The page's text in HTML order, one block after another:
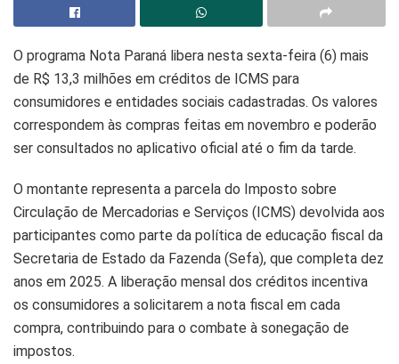
O programa Nota Paraná libera nesta sexta-feira (6) mais
de R$ 13,3 milhões em créditos de ICMS para
consumidores e entidades sociais cadastradas. Os valores
correspondem às compras feitas em novembro e poderão
ser consultados no aplicativo oficial até o fim da tarde.
O montante representa a parcela do Imposto sobre
Circulação de Mercadorias e Serviços (ICMS) devolvida aos
participantes como parte da política de educação fiscal da
Secretaria de Estado da Fazenda (Sefa), que completa dez
anos em 2025. A liberação mensal dos créditos incentiva
os consumidores a solicitarem a nota fiscal em cada
compra, contribuindo para o combate à sonegação de
impostos.